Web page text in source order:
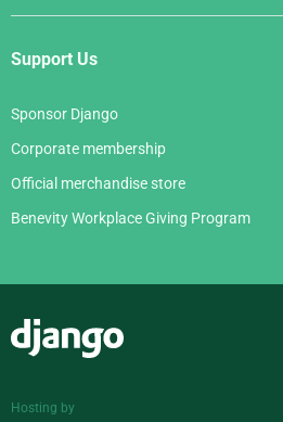
Support Us
Sponsor Django
Corporate membership
Official merchandise store
Benevity Workplace Giving Program
Hosting by